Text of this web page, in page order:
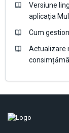
Versiune
aplicația
Cum
Actualizare